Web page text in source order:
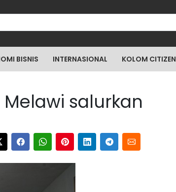
BISNIS INTERNASIONAL KOLOM CITIZEN
Melawi salurkan